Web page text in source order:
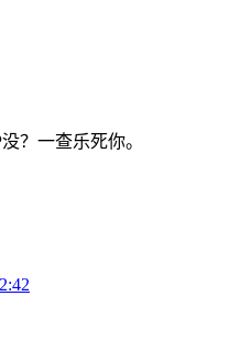
？一查乐死你。